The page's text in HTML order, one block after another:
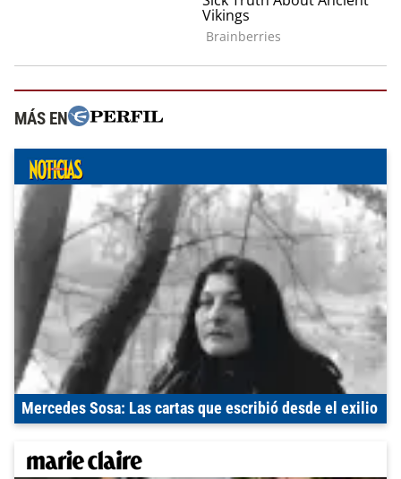
MÁS EN
Mercedes Sosa: Las cartas que escribió desde el exilio